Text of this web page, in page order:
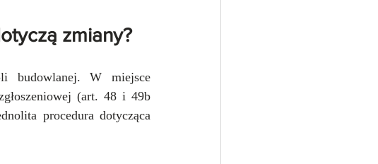
zmiany?
budowlanej. W miejsce
(art. 48 i 49b
procedura dotycząca